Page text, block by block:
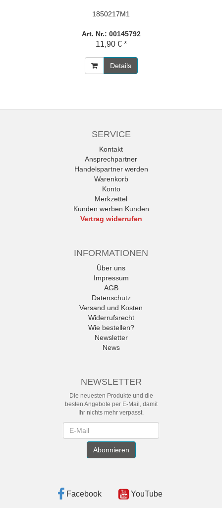
1850217M1
Art. Nr.: 00145792
11,90 € *
Details
SERVICE
Kontakt
Ansprechpartner
Handelspartner werden
Warenkorb
Konto
Merkzettel
Kunden werben Kunden
Vertrag widerrufen
INFORMATIONEN
Über uns
Impressum
AGB
Datenschutz
Versand und Kosten
Widerrufsrecht
Wie bestellen?
Newsletter
News
NEWSLETTER
Die neuesten Produkte und die
besten Angebote per E-Mail, damit
Ihr nichts mehr verpasst.
Abonnieren
Facebook YouTube